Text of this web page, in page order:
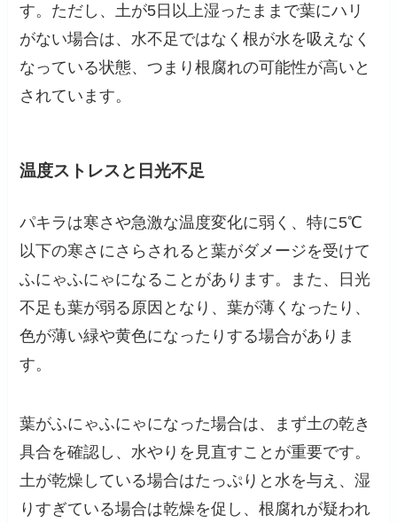
す。ただし、土が5日以上湿ったままで葉にハリ
がない場合は、水不足ではなく根が水を吸えなく
なっている状態、つまり根腐れの可能性が高いと
されています。
温度ストレスと日光不足
パキラは寒さや急激な温度変化に弱く、特に5℃
以下の寒さにさらされると葉がダメージを受けて
ふにゃふにゃになることがあります。また、日光
不足も葉が弱る原因となり、葉が薄くなったり、
色が薄い緑や黄色になったりする場合がありま
す。
葉がふにゃふにゃになった場合は、まず土の乾き
具合を確認し、水やりを見直すことが重要です。
土が乾燥している場合はたっぷりと水を与え、湿
りすぎている場合は乾燥を促し、根腐れが疑われ